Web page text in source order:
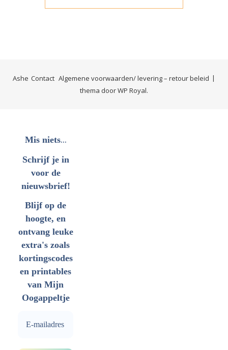
Contact Algemene voorwaarden/ levering – retour beleid
Ashe
thema doorWP Royal.
Mis niets...
Schrijf je in
voor de
nieuwsbrief!
Blijf op de
hoogte, en
ontvang leuke
extra's zoals
kortingscodes
en printables
van Mijn
Oogappeltje